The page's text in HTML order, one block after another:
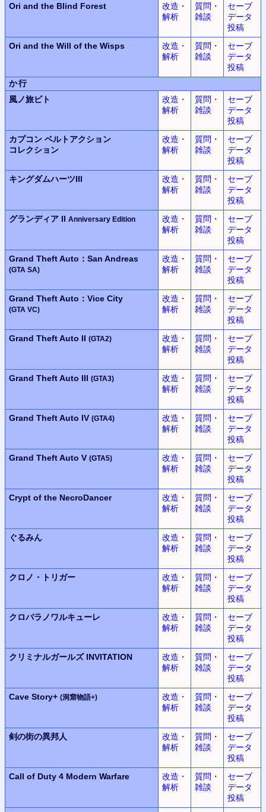
Ori and the Blind Forest
改造・
解析
質問・
雑談
セーブ
データ
投稿
Ori and the Will of the Wisps
改造・
解析
質問・
雑談
セーブ
データ
投稿
か行
風ノ旅ビト
改造・
解析
質問・
雑談
セーブ
データ
投稿
カプコン ベルトアクション
コレクション
改造・
解析
質問・
雑談
セーブ
データ
投稿
キングダムハーツIII
改造・
解析
質問・
雑談
セーブ
データ
投稿
グランディア II Anniversary Edition
改造・
解析
質問・
雑談
セーブ
データ
投稿
Grand Theft Auto：San Andreas
(GTA SA)
改造・
解析
質問・
雑談
セーブ
データ
投稿
Grand Theft Auto：Vice City
(GTA VC)
改造・
解析
質問・
雑談
セーブ
データ
投稿
Grand Theft Auto II (GTA2)
改造・
解析
質問・
雑談
セーブ
データ
投稿
Grand Theft Auto III (GTA3)
改造・
解析
質問・
雑談
セーブ
データ
投稿
Grand Theft Auto IV (GTA4)
改造・
解析
質問・
雑談
セーブ
データ
投稿
Grand Theft Auto V (GTA5)
改造・
解析
質問・
雑談
セーブ
データ
投稿
Crypt of the NecroDancer
改造・
解析
質問・
雑談
セーブ
データ
投稿
ぐるみん
改造・
解析
質問・
雑談
セーブ
データ
投稿
クロノ・トリガー
改造・
解析
質問・
雑談
セーブ
データ
投稿
クロバラノワルキューレ
改造・
解析
質問・
雑談
セーブ
データ
投稿
クリミナルガールズ INVITATION
改造・
解析
質問・
雑談
セーブ
データ
投稿
Cave Story+ (洞窟物語+)
改造・
解析
質問・
雑談
セーブ
データ
投稿
剣の街の異邦人
改造・
解析
質問・
雑談
セーブ
データ
投稿
Call of Duty 4 Modern Warfare
改造・
解析
質問・
雑談
セーブ
データ
投稿